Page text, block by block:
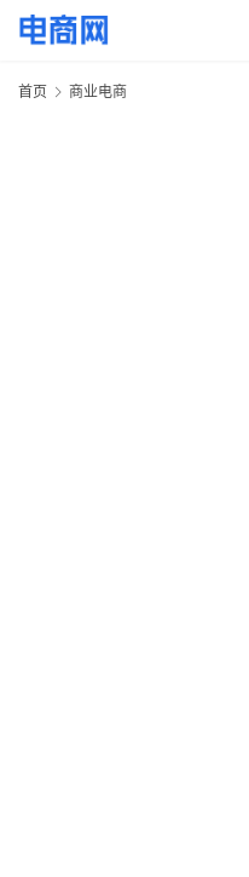
首页 商业电商